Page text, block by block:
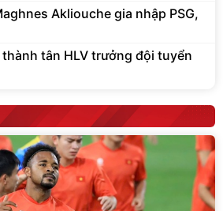
Akliouche gia nhập PSG,
tân HLV trưởng đội tuyển